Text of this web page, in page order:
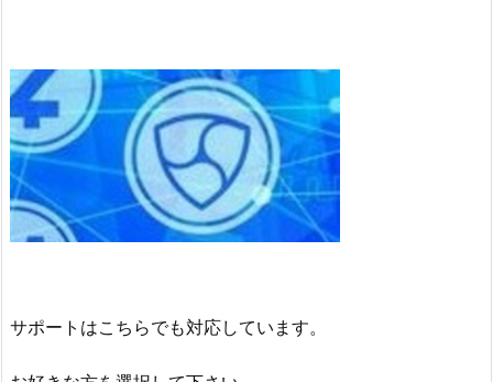
サポートはこちらでも対応しています。